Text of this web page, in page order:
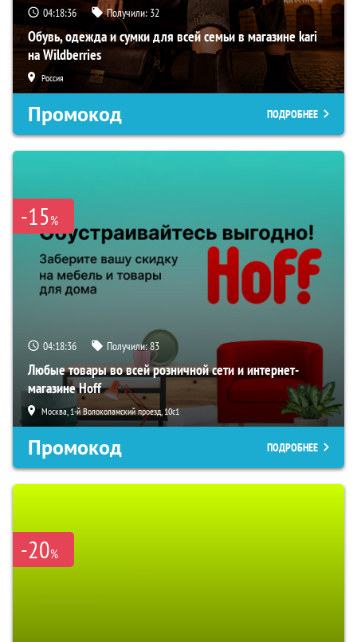
04:18:35 Получили: 32
Обувь, одежда и сумки для всей семьи в магазине kari
на Wildberries
Россия
Промокод ПОДРОБНЕЕ
-15%
04:18:35 Получили:83
Любые товары во всей розничной сети и интернет-
магазине Hoff
Москва, 1-й Волоколамский проезд, 10с1
Промокод ПОДРОБНЕЕ
-20%